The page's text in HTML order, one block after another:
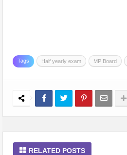
Tags Half yearly exam MP Board
RELATED POSTS